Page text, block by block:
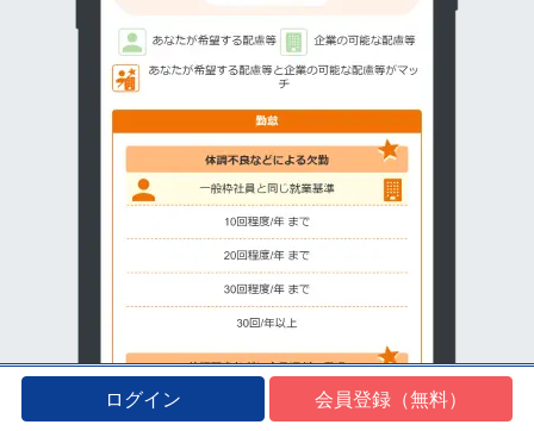
ログイン 会員登録（無料）